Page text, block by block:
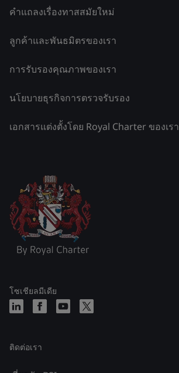
คำแถลงเรื่องทาสสมัยใหม่
ลูกค้าและพันธมิตรของเรา
การรับรองคุณภาพของเรา
นโยบายธุรกิจการตรวจรับรอง
เอกสารแต่งตั้งโดย Royal Charter ของเรา
โซเชียลมีเดีย
ติดต่อเรา